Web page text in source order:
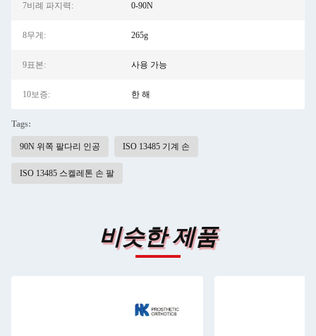
7비례 파지력: 0-90N
8무게: 265g
9표본: 사용 가능
10보증: 한 해
Tags:
90N 위쪽 팔다리 인공 ISO 13485 기계 손
ISO 13485 스켈레톤 손 팔
비슷한 제품